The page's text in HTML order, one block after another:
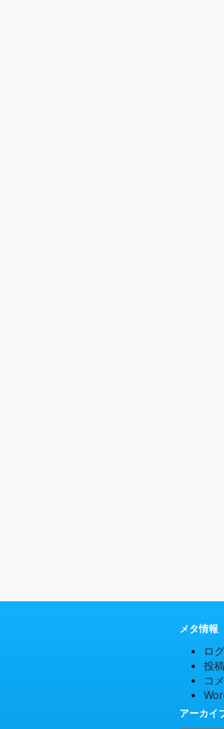
メタ情報
ロ
投
コ
アーカイ